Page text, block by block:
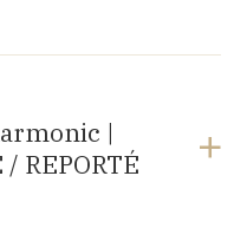
|
REPORTÉ